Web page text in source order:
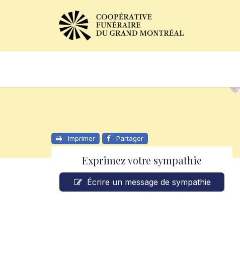
Imprimer Partager
Exprimez votre sympathie
Écrire un message de sympathie